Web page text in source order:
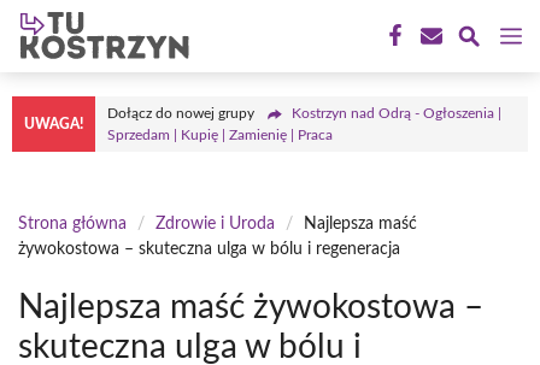
Przejdź
treści
UWAGA!
Dołącz do nowej grupy
Kostrzyn nad Odrą - Ogłoszenia |
Sprzedam | Kupię | Zamienię | Praca
Strona główna / Zdrowie i Uroda /
Najlepsza maść
żywokostowa – skuteczna ulga w bólu i regeneracja
Najlepsza maść żywokostowa –
skuteczna ulga w bólu i